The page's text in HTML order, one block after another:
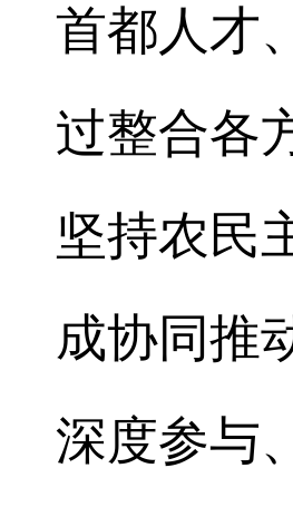
首都人才
过整合各
坚持农民
成协同推
深度参与